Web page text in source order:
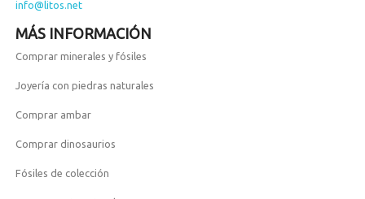
info@litos.net
MÁS INFORMACIÓN
Comprar minerales y fósiles
Joyería con piedras naturales
Comprar ambar
Comprar dinosaurios
Fósiles de colección